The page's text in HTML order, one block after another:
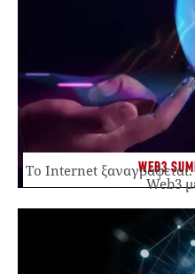
WEB3
Το Internet ξαναγράφεται.
Web3